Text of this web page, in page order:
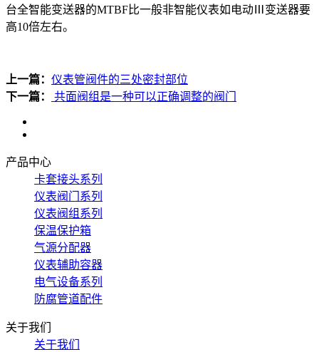
台全智能变送器的MTBF比一般非智能仪表如电动Ⅲ变送器要
高10倍左右。
上一篇： 仪表管阀件的三处密封部位
下一篇：
共面阀组是一种可以正确调整的阀门
产品中心
卡套接头系列
仪表阀门系列
仪表阀组系列
保温保护箱
气源分配器
仪表辅助容器
电气设备系列
防腐管道配件
关于我们
关于我们